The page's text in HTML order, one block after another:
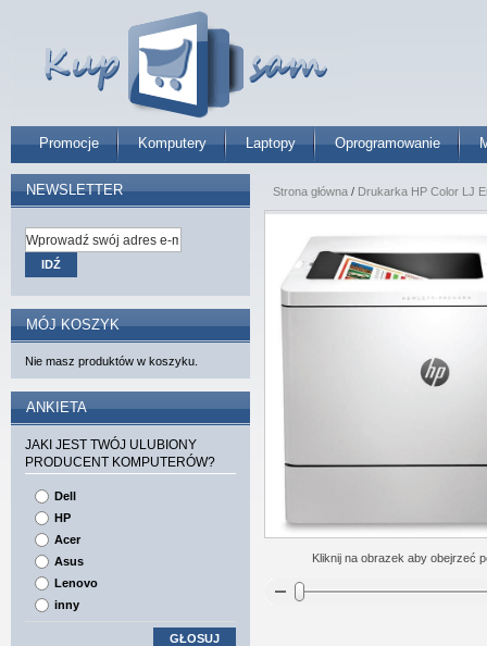
Promocje Komputery Laptopy Oprogramowanie
Strona główna / Drukarka HP Color LJ
Kliknij na obrazek aby obejrzeć
NEWSLETTER
IDŹ
MÓJ KOSZYK
Nie masz produktów w koszyku.
ANKIETA
JAKI JEST TWÓJ ULUBIONY
PRODUCENT KOMPUTERÓW?
Dell
HP
Acer
Asus
Lenovo
inny
GŁOSUJ